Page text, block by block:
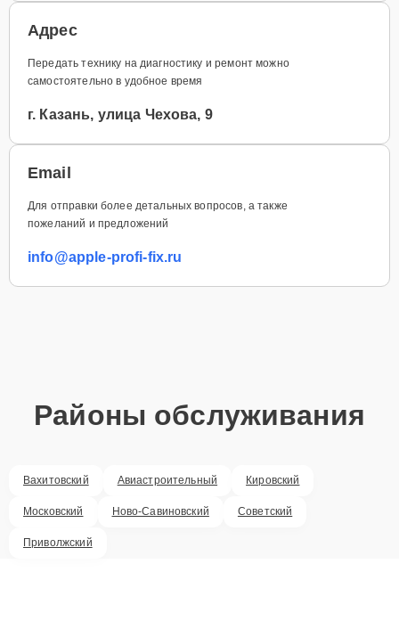
Адрес
Передать технику на диагностику и ремонт можно
самостоятельно в удобное время
г. Казань, улица Чехова, 9
Email
Для отправки более детальных вопросов, а также
пожеланий и предложений
info@apple-profi-fix.ru
Районы обслуживания
Вахитовский Авиастроительный Кировский
Московский Ново-Савиновский Советский
Приволжский